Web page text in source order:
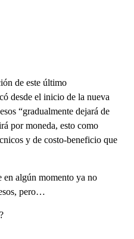
de este último
desde el inicio de la nueva
“gradualmente dejará de
por moneda, esto como
y de costo-beneficio que
en algún momento ya no
pero…